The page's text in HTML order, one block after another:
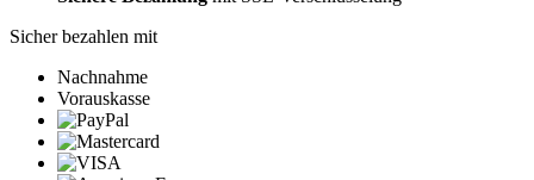
Sicher bezahlen mit
Nachnahme
Vorauskasse